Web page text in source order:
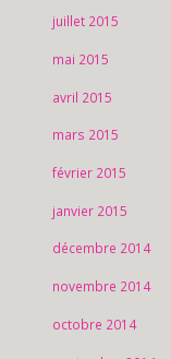
juillet 2015
mai 2015
avril 2015
mars 2015
février 2015
janvier 2015
décembre 2014
novembre 2014
octobre 2014